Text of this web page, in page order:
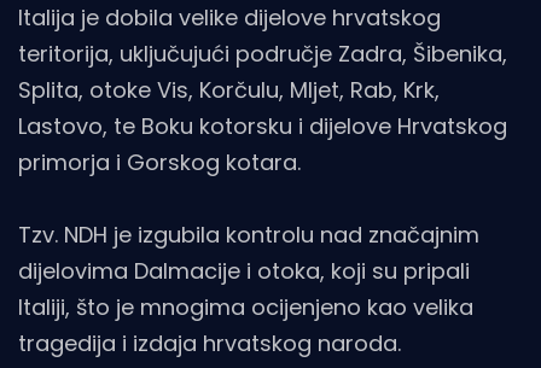
Italija je dobila velike dijelove hrvatskog
teritorija, uključujući područje Zadra, Šibenika,
Splita, otoke Vis, Korčulu, Mljet, Rab, Krk,
Lastovo, te Boku kotorsku i dijelove Hrvatskog
primorja i Gorskog kotara.
Tzv. NDH je izgubila kontrolu nad značajnim
dijelovima Dalmacije i otoka, koji su pripali
Italiji, što je mnogima ocijenjeno kao velika
tragedija i izdaja hrvatskog naroda.